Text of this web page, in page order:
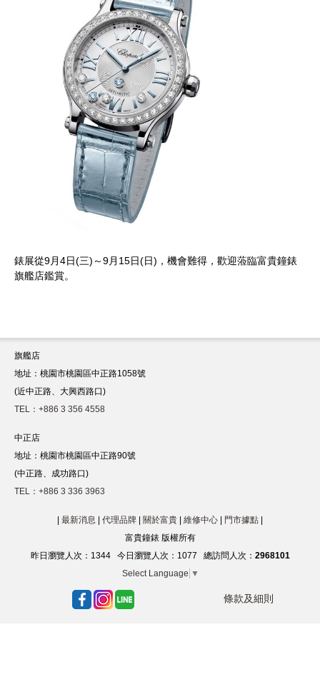
錶展從9月4日(三)～9月15日(日)，機會難得，歡迎蒞臨富貴鐘錶
旗艦店鑑賞。
旗艦店
地址：桃園市桃園區中正路1058號
(近中正路、大興西路口)
TEL：+886 3 356 4558
中正店
地址：桃園市桃園區中正路90號
(中正路、成功路口)
TEL：+886 3 336 3963
| 最新消息 | 代理品牌 | 關於富貴 | 維修中心 | 門市據點 |
富貴鐘錶 版權所有
昨日瀏覽人次： 1344今日瀏覽人次： 1077 總訪問人次： 2968101
Select Language ▼
條款及細則